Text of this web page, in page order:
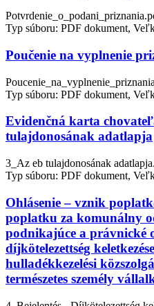
Typ súboru: PDF dokument,
Poučenie na vyplnenie
Typ súboru: PDF dokument,
Evidenčná karta
tulajdonosának adatlapja
3_Az eb tulajdonosának
Typ súboru: PDF dokument,
Ohlásenie – vznik
poplatku za komunálny
podnikajúce a právnické
díjkötelezettség
hulladékkezelési
természetes személy